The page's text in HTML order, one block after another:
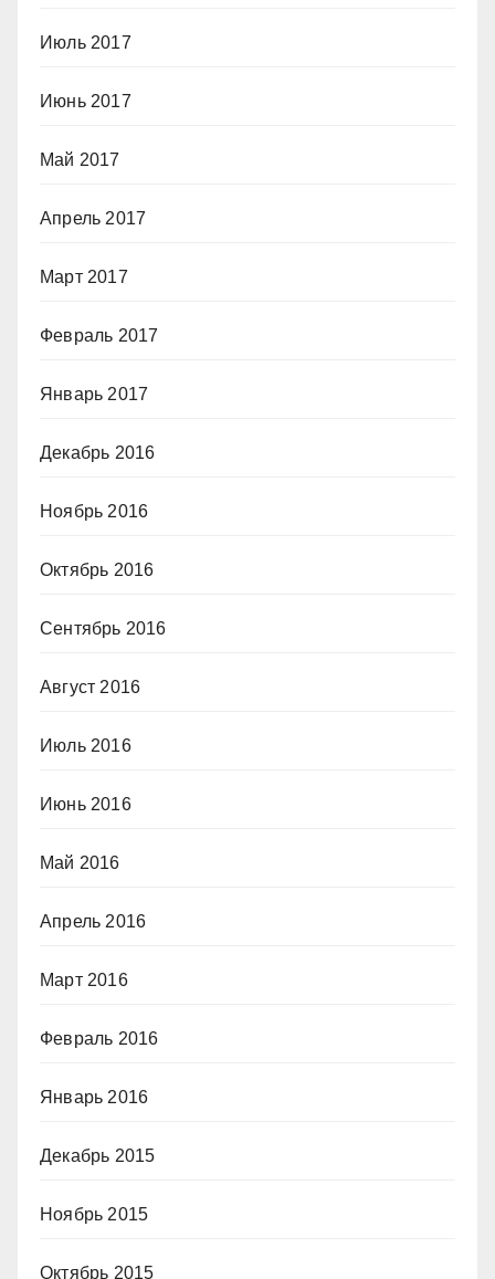
Июль 2017
Июнь 2017
Май 2017
Апрель 2017
Март 2017
Февраль 2017
Январь 2017
Декабрь 2016
Ноябрь 2016
Октябрь 2016
Сентябрь 2016
Август 2016
Июль 2016
Июнь 2016
Май 2016
Апрель 2016
Март 2016
Февраль 2016
Январь 2016
Декабрь 2015
Ноябрь 2015
Октябрь 2015